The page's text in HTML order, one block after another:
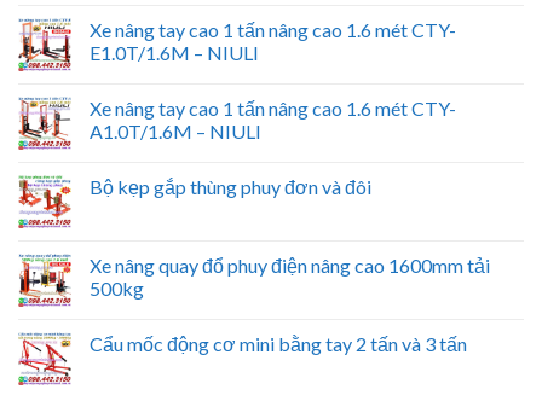
Xe nâng tay cao 1 tấn nâng cao 1.6 mét CTY-
E1.0T/1.6M – NIULI
Xe nâng tay cao 1 tấn nâng cao 1.6 mét CTY-
A1.0T/1.6M – NIULI
Bộ kẹp gắp thùng phuy đơn và đôi
Xe nâng quay đổ phuy điện nâng cao 1600mm tải
500kg
Cẩu mốc động cơ mini bằng tay 2 tấn và 3 tấn